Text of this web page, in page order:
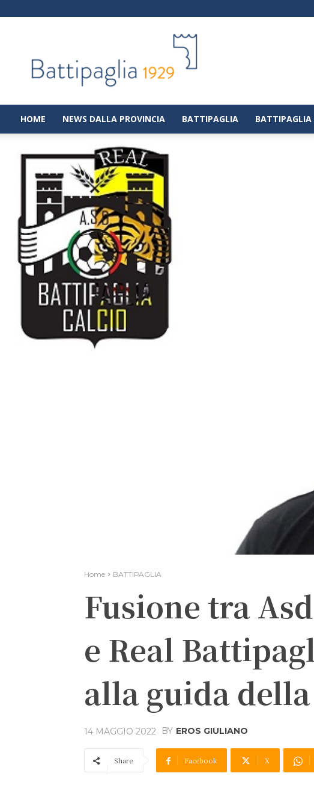
|
Notizie
dalla
città
di
HOME NEWS DALLA PROVINCIA BATTIPAGLIA BATTIPAGLIA
Home BATTIPAGLIA
Fusione tra
e Real
alla guida
14 MAGGIO 2022 BY EROS GIULIANO
Share Facebook X